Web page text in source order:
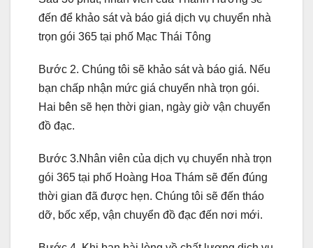
đến để khảo sát và báo giá dịch vụ chuyển nhà
trọn gói 365 tại phố Mạc Thái Tông
Bước 2. Chúng tôi sẽ khảo sát và báo giá. Nếu
bạn chấp nhận mức giá chuyển nhà trọn gói.
Hai bên sẽ hẹn thời gian, ngày giờ vận chuyển
đồ đạc.
Bước 3.Nhân viên của dịch vụ chuyển nhà trọn
gói 365 tại phố Hoàng Hoa Thám sẽ đến đúng
thời gian đã được hẹn. Chúng tôi sẽ đến tháo
dỡ, bốc xếp, vận chuyển đồ đạc đến nơi mới.